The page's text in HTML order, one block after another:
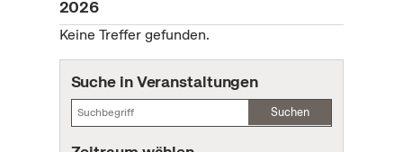
2026
Keine Treffer gefunden.
Suche in Veranstaltungen
Suchen